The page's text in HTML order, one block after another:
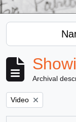
Archival
Remove filter:
Video